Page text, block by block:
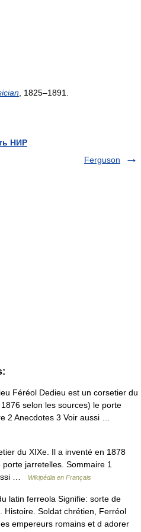
, 1825–1891.
НИР
Ferguson
Féréol Dedieu est un corsetier du
selon les sources) le porte
2 Anecdotes 3 Voir aussi …
du XIXe. Il a inventé en 1878
jarretelles. Sommaire 1
…
Wikipédia en Français
latin ferreola Signifie: sorte de
Histoire. Soldat chrétien, Ferréol
empereurs romains et d adorer